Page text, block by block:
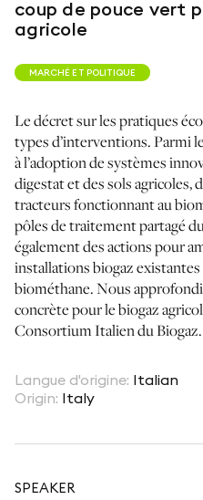
coup de pouce vert
agricole
MARCHÉ ET POLITIQUE
Le décret sur les pratiques
types d’interventions. Parmi
à l’adoption de systèmes
digestat et des sols agricoles,
tracteurs fonctionnant au
pôles de traitement partagé
également des actions pour
installations biogaz
biométhane. Nous
concrète pour le biogaz
Consortium Italien du Biogaz.
Langue d'origine: Italian
Origin: Italy
SPEAKER